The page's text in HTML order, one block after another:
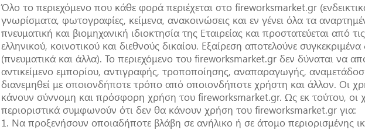
Όλο το περιεχόμενο που κάθε φορά περιέχεται στο fireworksmarket.gr
γνωρίσματα, φωτογραφίες, κείμενα, ανακοινώσεις και εν γένει όλα τα
πνευματική και βιομηχανική ιδιοκτησία της Εταιρείας και προστατεύεται από
ελληνικού, κοινοτικού και διεθνούς δικαίου. Εξαίρεση αποτελούνε
(πνευματικά και άλλα). Το περιεχόμενο του fireworksmarket.gr δεν δύναται να
αντικείμενο εμπορίου, αντιγραφής, τροποποίησης, αναπαραγωγής,
διανεμηθεί με οποιονδήποτε τρόπο από οποιονδήποτε χρήστη και άλλον. Οι
κάνουν σύννομη και πρόσφορη χρήση του fireworksmarket.gr. Ως εκ τούτου, οι
περιοριστικά συμφωνούν ότι δεν θα κάνουν χρήση του fireworksmarket.gr για:
1. Να προξενήσουν οποιαδήποτε βλάβη σε ανήλικο ή σε άτομο περιορισμένης